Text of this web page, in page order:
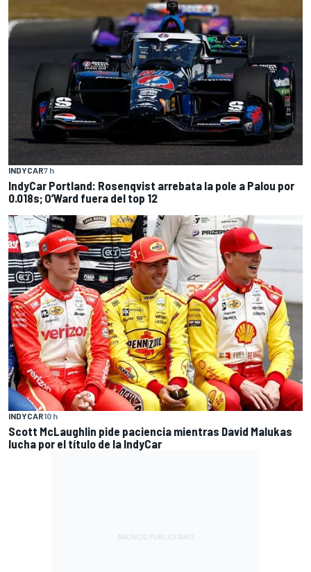
INDYCAR7 h
IndyCar Portland: Rosenqvist arrebata la pole a Palou por
0.018s; O’Ward fuera del top 12
INDYCAR10 h
Scott McLaughlin pide paciencia mientras David Malukas
lucha por el título de la IndyCar